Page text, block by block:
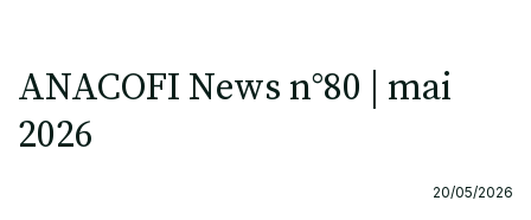
ANACOFI News n°80 | mai
2026
20/05/2026